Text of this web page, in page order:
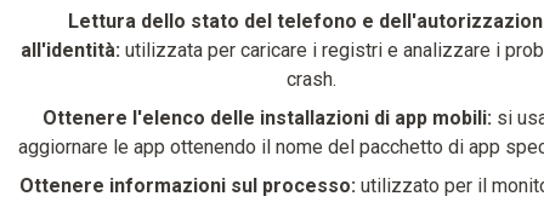
Lettura dello stato del telefono e
all'identità: utilizzata per caricare i registri e analizzare i
crash.
Ottenere l'elenco delle installazioni di app mobili: si
aggiornare le app ottenendo il nome del pacchetto di app
Ottenere informazioni sul processo: utilizzato per il